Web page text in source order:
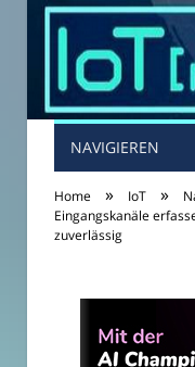
NAVIGIEREN
Home » IoT »
Eingangskanäle
zuverlässig